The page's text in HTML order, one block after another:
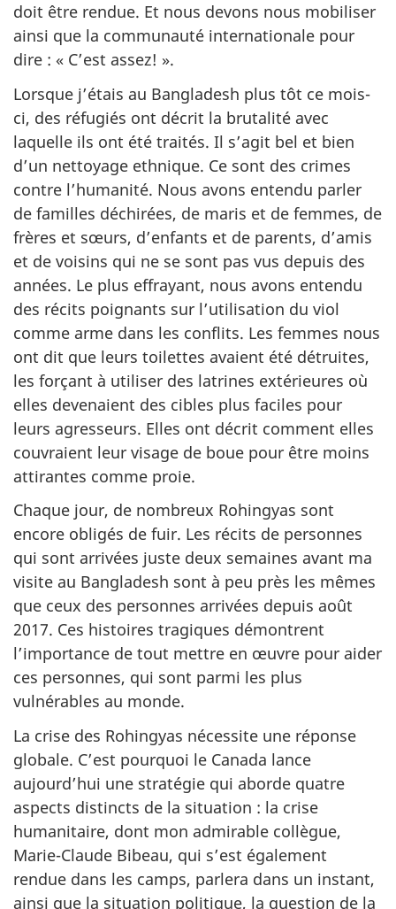
doit être rendue. Et nous devons nous mobiliser
ainsi que la communauté internationale pour
dire : « C’est assez! ».
Lorsque j’étais au Bangladesh plus tôt ce mois-
ci, des réfugiés ont décrit la brutalité avec
laquelle ils ont été traités. Il s’agit bel et bien
d’un nettoyage ethnique. Ce sont des crimes
contre l’humanité. Nous avons entendu parler
de familles déchirées, de maris et de femmes, de
frères et sœurs, d’enfants et de parents, d’amis
et de voisins qui ne se sont pas vus depuis des
années. Le plus effrayant, nous avons entendu
des récits poignants sur l’utilisation du viol
comme arme dans les conflits. Les femmes nous
ont dit que leurs toilettes avaient été détruites,
les forçant à utiliser des latrines extérieures où
elles devenaient des cibles plus faciles pour
leurs agresseurs. Elles ont décrit comment elles
couvraient leur visage de boue pour être moins
attirantes comme proie.
Chaque jour, de nombreux Rohingyas sont
encore obligés de fuir. Les récits de personnes
qui sont arrivées juste deux semaines avant ma
visite au Bangladesh sont à peu près les mêmes
que ceux des personnes arrivées depuis août
2017. Ces histoires tragiques démontrent
l’importance de tout mettre en œuvre pour aider
ces personnes, qui sont parmi les plus
vulnérables au monde.
La crise des Rohingyas nécessite une réponse
globale. C’est pourquoi le Canada lance
aujourd’hui une stratégie qui aborde quatre
aspects distincts de la situation : la crise
humanitaire, dont mon admirable collègue,
Marie-Claude Bibeau, qui s’est également
rendue dans les camps, parlera dans un instant,
ainsi que la situation politique, la question de la